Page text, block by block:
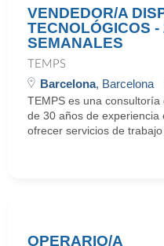
VENDEDOR/A
TECNOLÓGICOS -
SEMANALES
TEMPS
Barcelona, Barcelona
TEMPS es una
de 30 años de experiencia
ofrecer servicios de trabajo
OPERARIO/A